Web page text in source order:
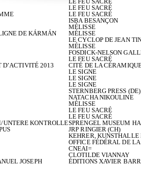
LE FEU SACRÉ
LE FEU SACRÉ
ISBA BESANÇON
MÉLISSE
DE KÁRMÁN MÉLISSE
LE CYCLOP DE JEAN
MÉLISSE
FOSDICK-NELSON
LE FEU SACRÉ
D’ACTIVITÉ 2013 CITÉ DE LA
LE SIGNE
LE SIGNE
LE SIGNE
STERNBERG PRESS (DE)
NATACHA NIKOULINE
MÉLISSE
LE FEU SACRÉ
LE FEU SACRÉ
UNTERE KONTROLLESPRENGEL MUSEUM
JRP RINGIER (CH)
KEHRER,
OFFICE FÉDÉRAL DE
CNEAI=
CLOTILDE VIANNAY
JOSEPH ÉDITIONS XAVIER